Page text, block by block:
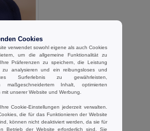
5-Panel Cap aus Baumwolle mit Klettverschluss FIRST-CLASS
Cookies
verwendet sowohl eigene als auch Cookies
um die allgemeine Funktionalität zu
Präferenzen zu speichern, die Leistung
zu analysieren und ein reibungsloses und
Surferlebnis zu gewährleisten,
maßgeschneidertem Inhalt, optimierten
unserer Website und Werbung.
Cookie-Einstellungen jederzeit verwalten.
die für das Funktionieren der Website
können nicht deaktiviert werden, da sie für
Betrieb der Website erforderlich sind. Sie